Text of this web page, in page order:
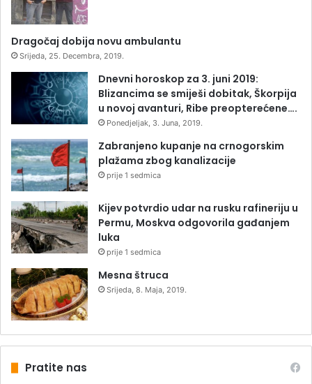
Dragočaj dobija novu ambulantu
Srijeda, 25. Decembra, 2019.
Dnevni horoskop za 3. juni 2019:
Blizancima se smiješi dobitak, Škorpija
u novoj avanturi, Ribe preopterećene….
Ponedjeljak, 3. Juna, 2019.
Zabranjeno kupanje na crnogorskim
plažama zbog kanalizacije
prije 1 sedmica
Kijev potvrdio udar na rusku rafineriju u
Permu, Moskva odgovorila gađanjem
luka
prije 1 sedmica
Mesna štruca
Srijeda, 8. Maja, 2019.
Pratite nas